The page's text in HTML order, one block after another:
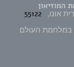
המוזיאון
55122
במלחמת העולם